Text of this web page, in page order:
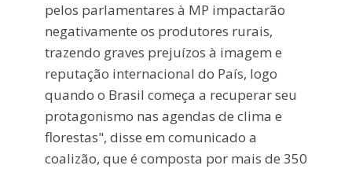
pelos parlamentares à MP impactarão
negativamente os produtores rurais,
trazendo graves prejuízos à imagem e
reputação internacional do País, logo
quando o Brasil começa a recuperar seu
protagonismo nas agendas de clima e
florestas", disse em comunicado a
coalizão, que é composta por mais de 350